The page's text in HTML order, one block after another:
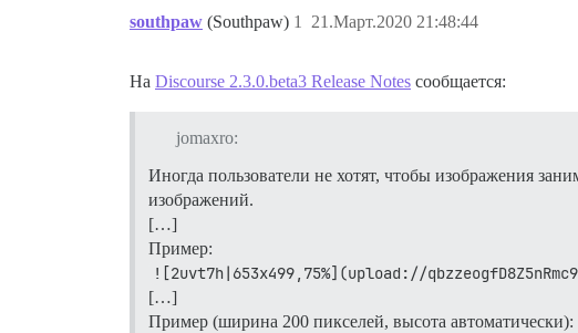
southpaw (Southpaw) 21.Март.2020 21:48:44
1
На Discourse 2.3.0.beta3 Release Notes сообщается:
jomaxro:
Иногда пользователи не хотят, чтобы изображения
изображений.
[…]
Пример:
![2uvt7h|653x499,75%](upload://
[…]
Пример (ширина 200 пикселей, высота автоматически):